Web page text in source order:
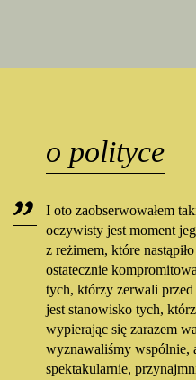
o polityce
I oto zaobserwowałem
oczywisty jest moment
z reżimem, które
ostatecznie
tych, którzy zerwali przed
jest stanowisko tych,
wypierając się zarazem
wyznawaliśmy wspólnie,
spektakularnie,